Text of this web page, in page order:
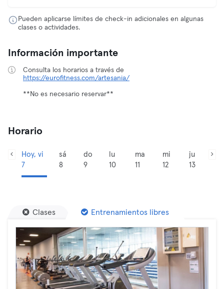
Pueden aplicarse límites de check-in adicionales en algunas
clases o actividades.
Información importante
Consulta los horarios a través de
https://eurofitness.com/artesania/
**No es necesario reservar**
Horario
Hoy, vi
7
sá
8
do
9
lu
10
ma
11
mi
12
ju
13
Clases Entrenamientos libres